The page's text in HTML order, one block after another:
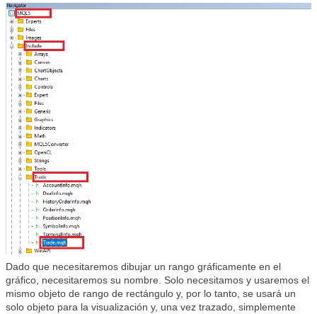
Dado que necesitaremos dibujar un rango gráficamente en el
gráfico, necesitaremos su nombre. Solo necesitamos y usaremos el
mismo objeto de rango de rectángulo y, por lo tanto, se usará un
solo objeto para la visualización y, una vez trazado, simplemente